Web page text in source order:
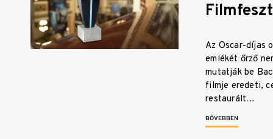
Az Oscar-díjas
emlékét őrző
mutatják be
filmje eredeti,
restaurált…
BŐVEBBEN